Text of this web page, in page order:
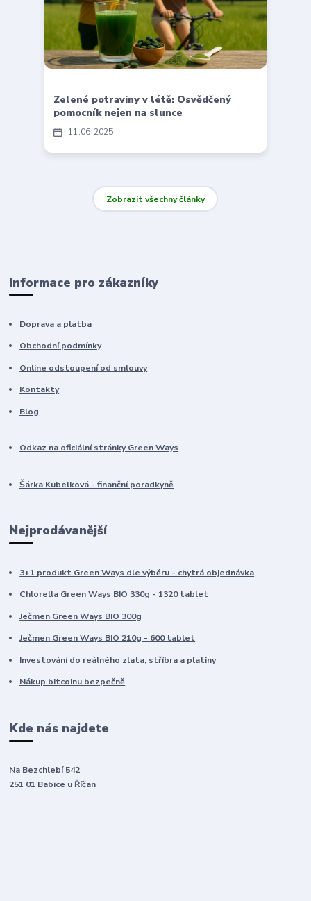
11 06 2025
Zelené potraviny v létě: Osvědčený
pomocník nejen na slunce
Zobrazit všechny články
Informace pro zákazníky
Doprava a platba
Obchodní podmínky
Online odstoupení od smlouvy
Kontakty
Blog
Odkaz na oficiální stránky Green Ways
Šárka Kubelková - finanční poradkyně
Nejprodávanější
3+1 produkt Green Ways dle výběru - chytrá objednávka
Chlorella Green Ways BIO 330g - 1320 tablet
Ječmen Green Ways BIO 300g
Ječmen Green Ways BIO 210g - 600 tablet
Investování do reálného zlata, stříbra a platiny
Nákup bitcoinu bezpečně
Kde nás najdete
Na Bezchlebí 542
251 01 Babice u Říčan